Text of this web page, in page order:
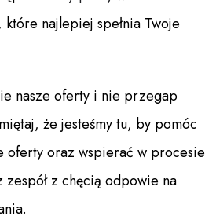
najlepiej spełnia Twoje
nasze oferty i nie przegap
że jesteśmy tu, by pomóc
oferty oraz wspierać w procesie
zespół z chęcią odpowie na